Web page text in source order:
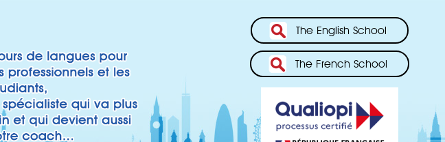
The English School
The French School